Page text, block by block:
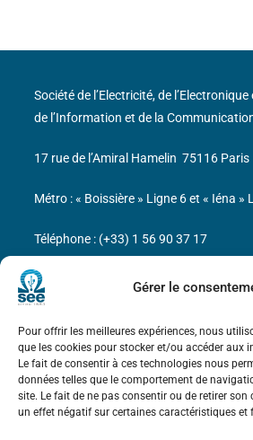
Gérer le
Pour offrir les meilleures expériences, nous
que les cookies pour stocker et/ou accéder aux
Le fait de consentir à ces technologies nous
données telles que le comportement de
site. Le fait de ne pas consentir ou de retirer
un effet négatif sur certaines caractéristiques et
Bicentenaire des
Marie Ampère
Mentions légales
Société de l’Electricité, de
de l’Information et de la
17 rue de l’Amiral Hamelin 75116 Paris
Métro : « Boissière » Ligne 6 et « Iéna »
Téléphone : (+33) 1 56 90 37 17
N° de SIREN : 785 393 232, Code APE :
communautaire : FR44 785 393 232